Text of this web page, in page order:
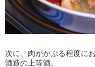
次に、肉がかぶる程度に
酒造の上等酒。